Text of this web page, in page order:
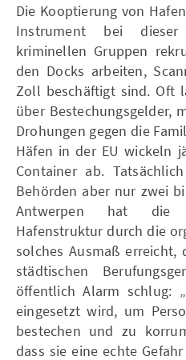
Die Kooptierung von
Instrument bei dieser
kriminellen Gruppen
den Docks arbeiten,
Zoll beschäftigt sind. Oft
über Bestechungsgelder,
Drohungen gegen die
Häfen in der EU wickeln
Container ab.
Behörden aber nur zwei
Antwerpen hat die
Hafenstruktur durch die
solches Ausmaß erreicht,
städtischen
öffentlich Alarm schlug:
eingesetzt wird, um
bestechen und zu
dass sie eine echte